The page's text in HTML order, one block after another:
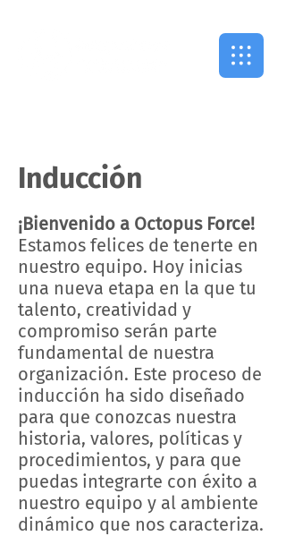
Inducción
¡Bienvenido a Octopus Force!
Estamos felices de tenerte en
nuestro equipo. Hoy inicias
una nueva etapa en la que tu
talento, creatividad y
compromiso serán parte
fundamental de nuestra
organización. Este proceso de
inducción ha sido diseñado
para que conozcas nuestra
historia, valores, políticas y
procedimientos, y para que
puedas integrarte con éxito a
nuestro equipo y al ambiente
dinámico que nos caracteriza.